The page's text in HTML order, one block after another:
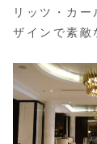
リッツ・カ
ザインで素敵